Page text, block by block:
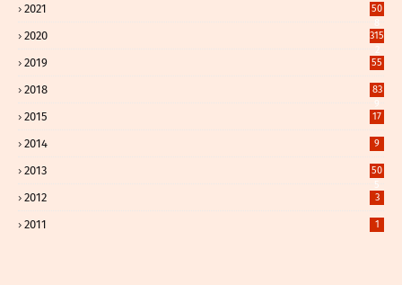
2021
50
8
2020
315
2
2019 55
2018
83
9
2015 17
2014 9
2013
50
5
2012 3
2011 1